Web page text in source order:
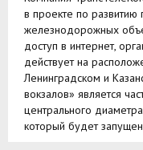
в проекте по развитию
железнодорожных
доступ в интернет,
действует на
Ленинградском и
вокзалов» является
центрального
который будет